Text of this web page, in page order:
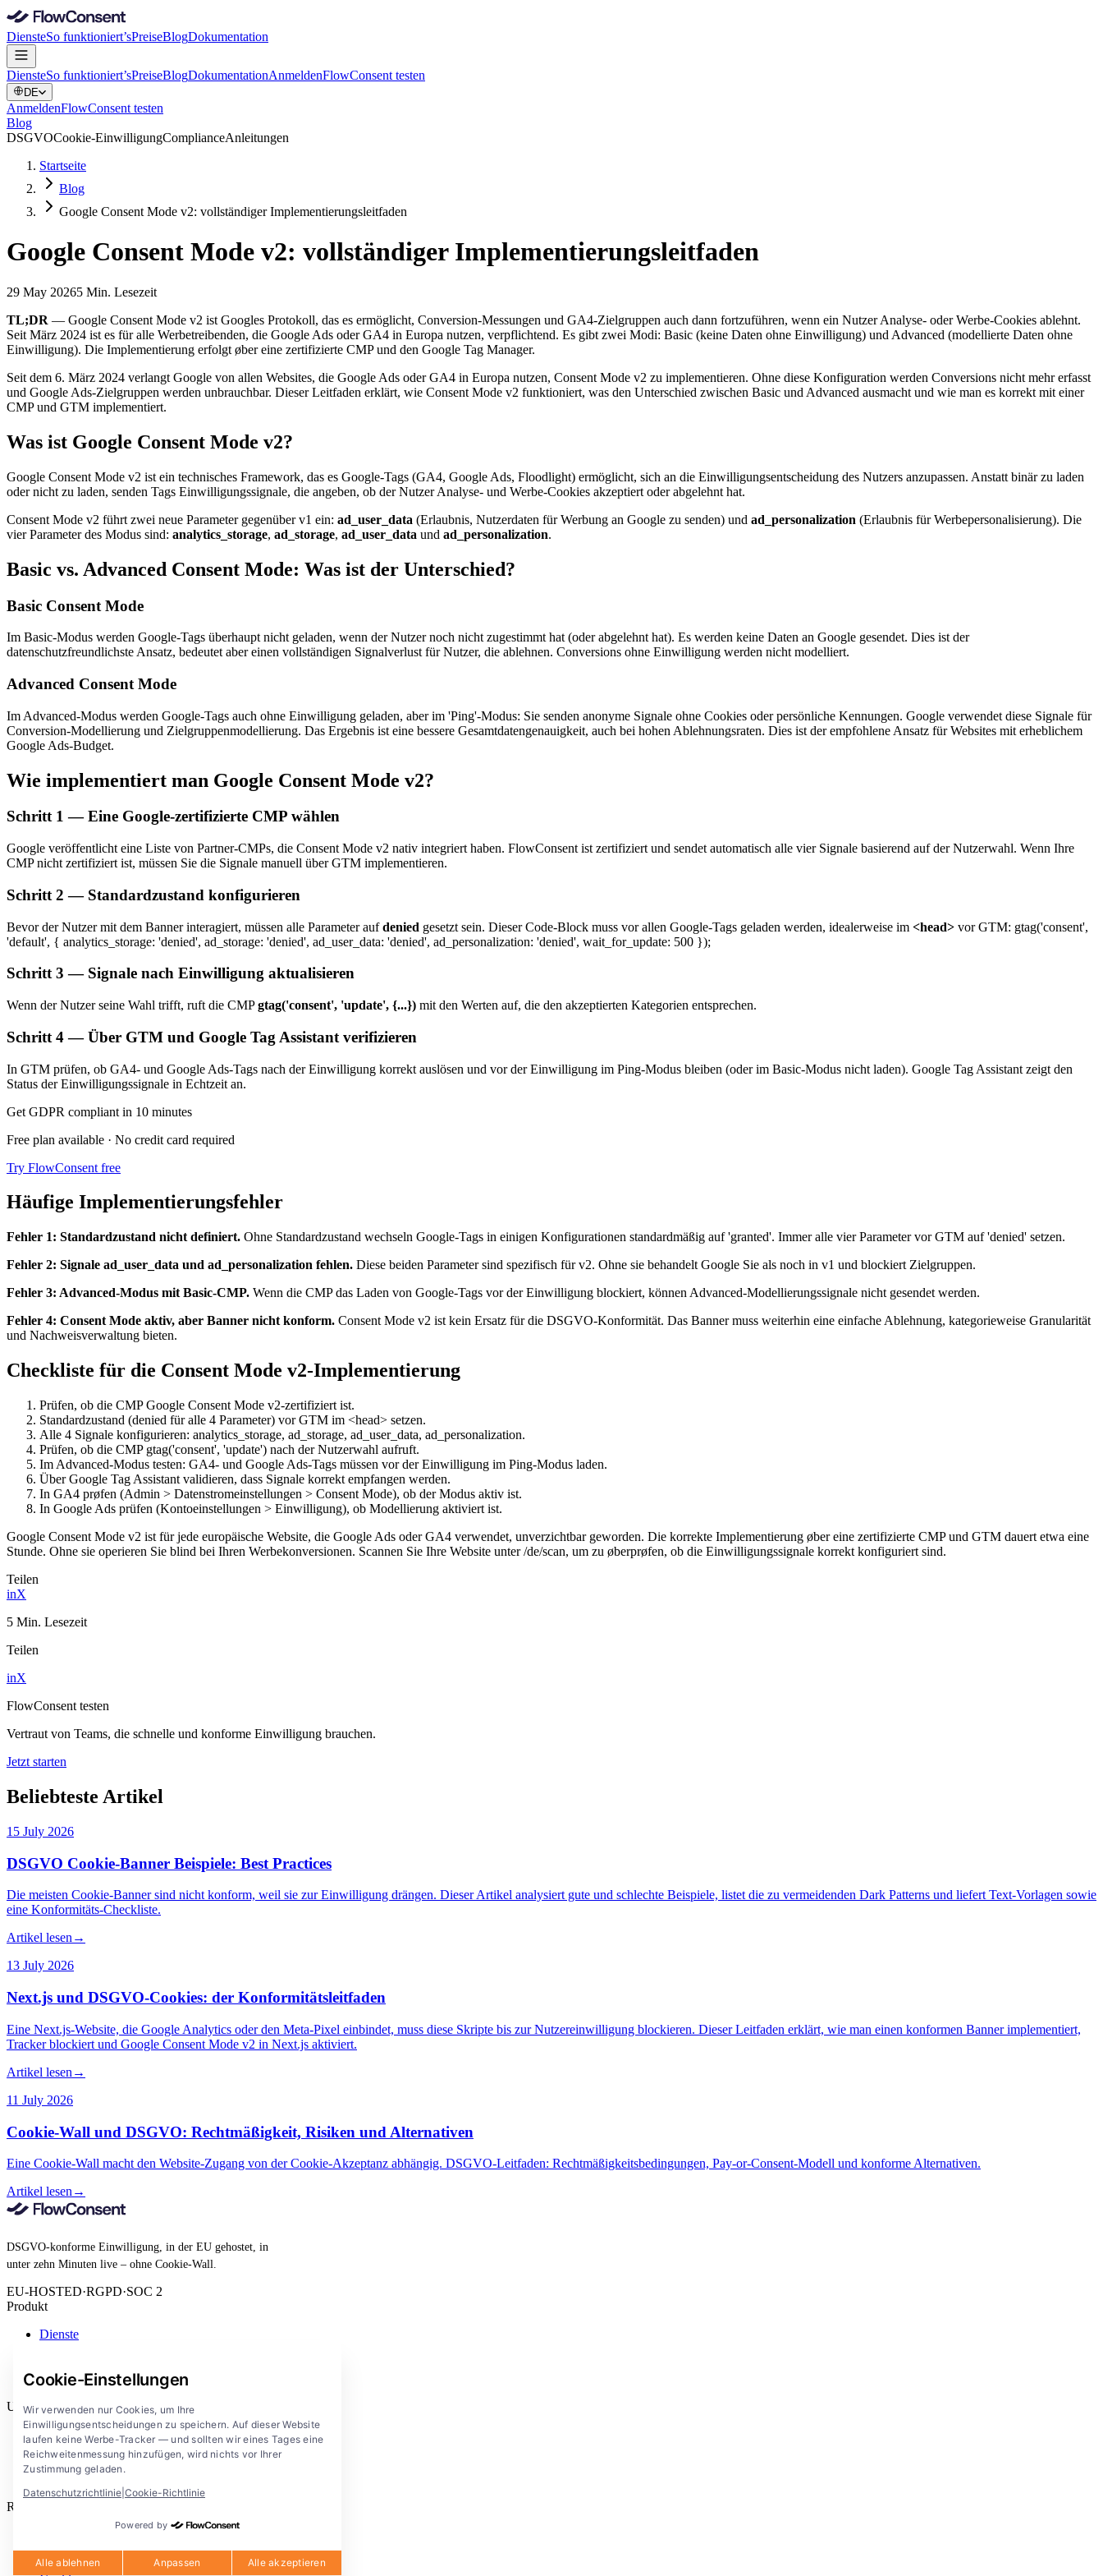
DiensteSo funktioniert’sPreiseBlogDokumentation
DiensteSo funktioniert’sPreiseBlogDokumentationAnmeldenFlowConsent testen
DE
AnmeldenFlowConsent testen
Blog
DSGVOCookie-EinwilligungComplianceAnleitungen
Startseite
Blog
Google Consent Mode v2: vollständiger Implementierungsleitfaden
Google Consent Mode v2: vollständiger Implementierungsleitfaden
29 May 20265 Min. Lesezeit
TL;DR — Google Consent Mode v2 ist Googles Protokoll, das es ermöglicht, Conversion-Messungen und GA4-Zielgruppen auch dann fortzuführen, wenn ein Nutzer Analyse- oder Werbe-Cookies ablehnt.
Seit März 2024 ist es für alle Werbetreibenden, die Google Ads oder GA4 in Europa nutzen, verpflichtend. Es gibt zwei Modi: Basic (keine Daten ohne Einwilligung) und Advanced (modellierte Daten ohne
Einwilligung). Die Implementierung erfolgt øber eine zertifizierte CMP und den Google Tag Manager.
Seit dem 6. März 2024 verlangt Google von allen Websites, die Google Ads oder GA4 in Europa nutzen, Consent Mode v2 zu implementieren. Ohne diese Konfiguration werden Conversions nicht mehr erfasst
und Google Ads-Zielgruppen werden unbrauchbar. Dieser Leitfaden erklärt, wie Consent Mode v2 funktioniert, was den Unterschied zwischen Basic und Advanced ausmacht und wie man es korrekt mit einer
CMP und GTM implementiert.
Was ist Google Consent Mode v2?
Google Consent Mode v2 ist ein technisches Framework, das es Google-Tags (GA4, Google Ads, Floodlight) ermöglicht, sich an die Einwilligungsentscheidung des Nutzers anzupassen. Anstatt binär zu laden
oder nicht zu laden, senden Tags Einwilligungssignale, die angeben, ob der Nutzer Analyse- und Werbe-Cookies akzeptiert oder abgelehnt hat.
Consent Mode v2 führt zwei neue Parameter gegenüber v1 ein: ad_user_data (Erlaubnis, Nutzerdaten für Werbung an Google zu senden) und ad_personalization (Erlaubnis für Werbepersonalisierung). Die
vier Parameter des Modus sind: analytics_storage, ad_storage, ad_user_data und ad_personalization.
Basic vs. Advanced Consent Mode: Was ist der Unterschied?
Basic Consent Mode
Im Basic-Modus werden Google-Tags überhaupt nicht geladen, wenn der Nutzer noch nicht zugestimmt hat (oder abgelehnt hat). Es werden keine Daten an Google gesendet. Dies ist der
datenschutzfreundlichste Ansatz, bedeutet aber einen vollständigen Signalverlust für Nutzer, die ablehnen. Conversions ohne Einwilligung werden nicht modelliert.
Advanced Consent Mode
Im Advanced-Modus werden Google-Tags auch ohne Einwilligung geladen, aber im 'Ping'-Modus: Sie senden anonyme Signale ohne Cookies oder persönliche Kennungen. Google verwendet diese Signale für
Conversion-Modellierung und Zielgruppenmodellierung. Das Ergebnis ist eine bessere Gesamtdatengenauigkeit, auch bei hohen Ablehnungsraten. Dies ist der empfohlene Ansatz für Websites mit erheblichem
Google Ads-Budget.
Wie implementiert man Google Consent Mode v2?
Schritt 1 — Eine Google-zertifizierte CMP wählen
Google veröffentlicht eine Liste von Partner-CMPs, die Consent Mode v2 nativ integriert haben. FlowConsent ist zertifiziert und sendet automatisch alle vier Signale basierend auf der Nutzerwahl. Wenn Ihre
CMP nicht zertifiziert ist, müssen Sie die Signale manuell über GTM implementieren.
Schritt 2 — Standardzustand konfigurieren
Bevor der Nutzer mit dem Banner interagiert, müssen alle Parameter aufdenied gesetzt sein. Dieser Code-Block muss vor allen Google-Tags geladen werden, idealerweise im <head> vor GTM: gtag('consent',
'default', { analytics_storage: 'denied', ad_storage: 'denied', ad_user_data: 'denied', ad_personalization: 'denied', wait_for_update: 500 });
Schritt 3 — Signale nach Einwilligung aktualisieren
Wenn der Nutzer seine Wahl trifft, ruft die CMPgtag('consent', 'update', {...}) mit den Werten auf, die den akzeptierten Kategorien entsprechen.
Schritt 4 — Über GTM und Google Tag Assistant verifizieren
In GTM prüfen, ob GA4- und Google Ads-Tags nach der Einwilligung korrekt auslösen und vor der Einwilligung im Ping-Modus bleiben (oder im Basic-Modus nicht laden). Google Tag Assistant zeigt den
Status der Einwilligungssignale in Echtzeit an.
Get GDPR compliant in 10 minutes
Free plan available · No credit card required
Try FlowConsent free
Häufige Implementierungsfehler
Fehler 1: Standardzustand nicht definiert. Ohne Standardzustand wechseln Google-Tags in einigen Konfigurationen standardmäßig auf 'granted'. Immer alle vier Parameter vor GTM auf 'denied' setzen.
Fehler 2: Signale ad_user_data und ad_personalization fehlen. Diese beiden Parameter sind spezifisch für v2. Ohne sie behandelt Google Sie als noch in v1 und blockiert Zielgruppen.
Fehler 3: Advanced-Modus mit Basic-CMP. Wenn die CMP das Laden von Google-Tags vor der Einwilligung blockiert, können Advanced-Modellierungssignale nicht gesendet werden.
Fehler 4: Consent Mode aktiv, aber Banner nicht konform. Consent Mode v2 ist kein Ersatz für die DSGVO-Konformität. Das Banner muss weiterhin eine einfache Ablehnung, kategorieweise Granularität
und Nachweisverwaltung bieten.
Checkliste für die Consent Mode v2-Implementierung
Prüfen, ob die CMP Google Consent Mode v2-zertifiziert ist.
Standardzustand (denied für alle 4 Parameter) vor GTM im <head> setzen.
Alle 4 Signale konfigurieren: analytics_storage, ad_storage, ad_user_data, ad_personalization.
Prüfen, ob die CMP gtag('consent', 'update') nach der Nutzerwahl aufruft.
Im Advanced-Modus testen: GA4- und Google Ads-Tags müssen vor der Einwilligung im Ping-Modus laden.
Über Google Tag Assistant validieren, dass Signale korrekt empfangen werden.
In GA4 prøfen (Admin > Datenstromeinstellungen > Consent Mode), ob der Modus aktiv ist.
In Google Ads prüfen (Kontoeinstellungen > Einwilligung), ob Modellierung aktiviert ist.
Google Consent Mode v2 ist für jede europäische Website, die Google Ads oder GA4 verwendet, unverzichtbar geworden. Die korrekte Implementierung øber eine zertifizierte CMP und GTM dauert etwa eine
Stunde. Ohne sie operieren Sie blind bei Ihren Werbekonversionen. Scannen Sie Ihre Website unter /de/scan, um zu øberprøfen, ob die Einwilligungssignale korrekt konfiguriert sind.
Teilen
inX
5 Min. Lesezeit
Teilen
inX
FlowConsent testen
Vertraut von Teams, die schnelle und konforme Einwilligung brauchen.
Jetzt starten
Beliebteste Artikel
15 July 2026
DSGVO Cookie-Banner Beispiele: Best Practices
Die meisten Cookie-Banner sind nicht konform, weil sie zur Einwilligung drängen. Dieser Artikel analysiert gute und schlechte Beispiele, listet die zu vermeidenden Dark Patterns und liefert Text-Vorlagen sowie
eine Konformitäts-Checkliste.
Artikel lesen →
13 July 2026
Next.js und DSGVO-Cookies: der Konformitätsleitfaden
Eine Next.js-Website, die Google Analytics oder den Meta-Pixel einbindet, muss diese Skripte bis zur Nutzereinwilligung blockieren. Dieser Leitfaden erklärt, wie man einen konformen Banner implementiert,
Tracker blockiert und Google Consent Mode v2 in Next.js aktiviert.
Artikel lesen →
11 July 2026
Cookie-Wall und DSGVO: Rechtmäßigkeit, Risiken und Alternativen
Eine Cookie-Wall macht den Website-Zugang von der Cookie-Akzeptanz abhängig. DSGVO-Leitfaden: Rechtmäßigkeitsbedingungen, Pay-or-Consent-Modell und konforme Alternativen.
Artikel lesen →
DSGVO-konforme Einwilligung, in der EU gehostet, in
unter zehn Minuten live – ohne Cookie-Wall.
EU-HOSTED·RGPD·SOC 2
Produkt
Dienste
Erweiterung
Unternehmen
Blog
Dokumentation
Lösungen
FlowConsent App
Rechtliches
Nutzungsbedingungen
Rechtlicher Hinweis
Cookie-Einstellungen
Wir verwenden nur Cookies, um Ihre
Einwilligungsentscheidungen zu speichern. Auf dieser Website
laufen keine Werbe-Tracker — und sollten wir eines Tages eine
Reichweitenmessung hinzufügen, wird nichts vor Ihrer
Zustimmung geladen.
Datenschutzrichtlinie Cookie-Richtlinie
Powered by
Alle ablehnen Anpassen Alle akzeptieren